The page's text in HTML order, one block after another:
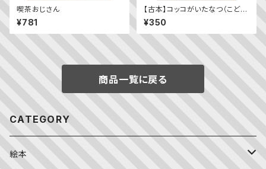
喫茶おじさん
¥781
【古本】コッコがいたなつ（こども
のとも2023年9月号）
¥350
商品一覧に戻る
CATEGORY
絵本